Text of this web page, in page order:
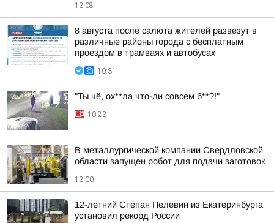
13:08
8 августа после салюта жителей развезут в
различные районы города с бесплатным
проездом в трамваях и автобусах
10:31
"Ты чё, ох**ла что-ли совсем б**?!"
10:23
В металлургической компании Свердловской
области запущен робот для подачи заготовок
13:00
12-летний Степан Пелевин из Екатеринбурга
установил рекорд России